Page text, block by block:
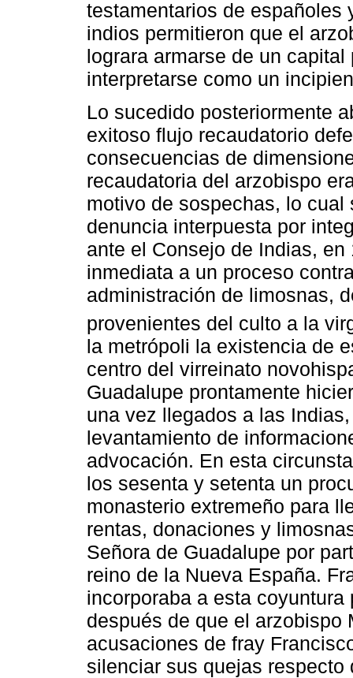
testamentarios de españoles
indios permitieron que el
lograra armarse de un
interpretarse como un
Lo sucedido posteriormente
exitoso flujo recaudatorio
consecuencias de
recaudatoria del arzobispo
motivo de sospechas, lo
denuncia interpuesta por
ante el Consejo de Indias,
inmediata a un proceso
administración de limosnas,
provenientes del culto a la
la metrópoli la existencia de
centro del virreinato
Guadalupe prontamente
una vez llegados a las
levantamiento de
advocación. En esta
los sesenta y setenta un
monasterio extremeño para
rentas, donaciones y
Señora de Guadalupe por
reino de la Nueva España.
incorporaba a esta
después de que el arzobispo
acusaciones de fray
silenciar sus quejas